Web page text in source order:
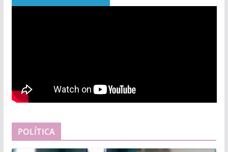
POLÍTICA